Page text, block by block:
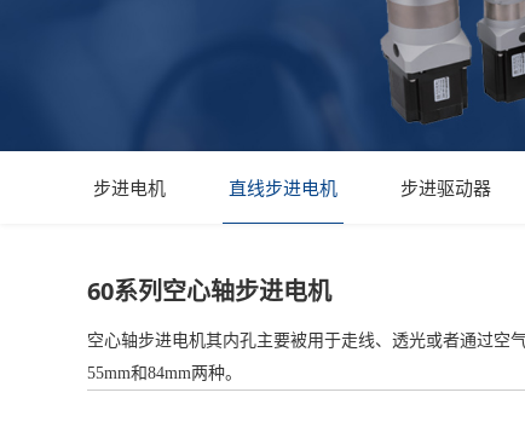
步进电机 直线步进电机 步进驱动器
60系列空心轴步进电机
空心轴步进电机其内孔主要被用于走线、透光或者通过空
55mm和84mm两种。